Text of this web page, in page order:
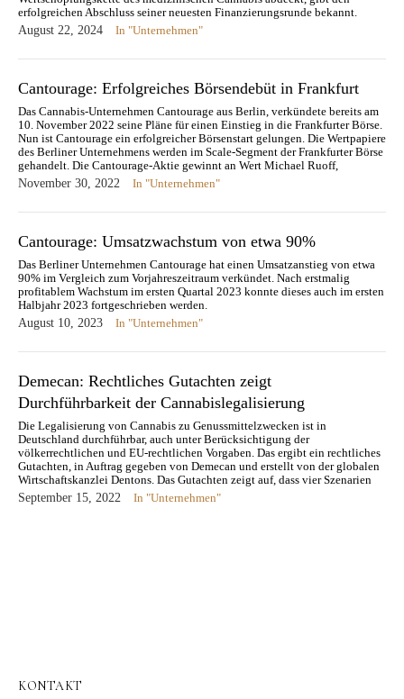
erfolgreichen Abschluss seiner neuesten Finanzierungsrunde bekannt.
August 22, 2024
In "Unternehmen"
Cantourage: Erfolgreiches Börsendebüt in Frankfurt
Das Cannabis-Unternehmen Cantourage aus Berlin, verkündete bereits am
10. November 2022 seine Pläne für einen Einstieg in die Frankfurter Börse.
Nun ist Cantourage ein erfolgreicher Börsenstart gelungen. Die Wertpapiere
des Berliner Unternehmens werden im Scale-Segment der Frankfurter Börse
gehandelt. Die Cantourage-Aktie gewinnt an Wert Michael Ruoff,
Aufsichtsratsvorsitzender von Cantourage, sieht…
November 30, 2022 In "Unternehmen"
Cantourage: Umsatzwachstum von etwa 90%
Das Berliner Unternehmen Cantourage hat einen Umsatzanstieg von etwa
90% im Vergleich zum Vorjahreszeitraum verkündet. Nach erstmalig
profitablem Wachstum im ersten Quartal 2023 konnte dieses auch im ersten
Halbjahr 2023 fortgeschrieben werden.
August 10, 2023
In "Unternehmen"
Demecan: Rechtliches Gutachten zeigt
Durchführbarkeit der Cannabislegalisierung
Die Legalisierung von Cannabis zu Genussmittelzwecken ist in
Deutschland durchführbar, auch unter Berücksichtigung der
völkerrechtlichen und EU-rechtlichen Vorgaben. Das ergibt ein rechtliches
Gutachten, in Auftrag gegeben von Demecan und erstellt von der globalen
Wirtschaftskanzlei Dentons. Das Gutachten zeigt auf, dass vier Szenarien
möglich sind, den Cannabis-Genussmarkt in Deutschland zu etablieren.…
September 15, 2022 In "Unternehmen"
KONTAKT